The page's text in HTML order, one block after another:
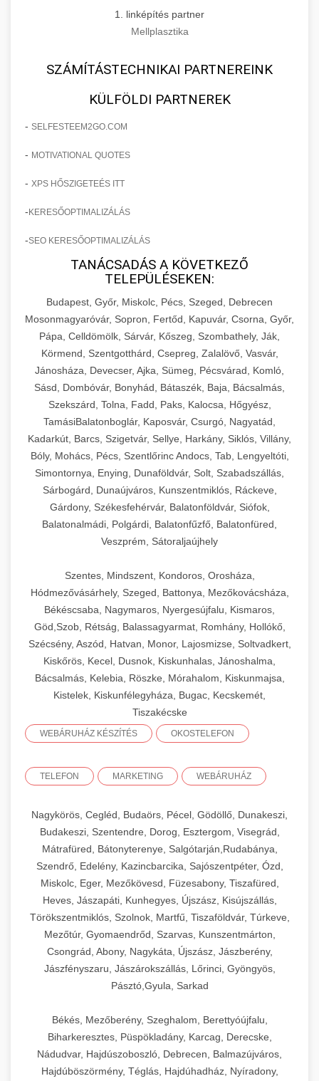
1. linképítés partner
Mellplasztika
SZÁMÍTÁSTECHNIKAI PARTNEREINK
KÜLFÖLDI PARTNEREK
- SELFESTEEM2GO.COM
- MOTIVATIONAL QUOTES
- XPS HŐSZIGETEÉS ITT
- KERESŐOPTIMALIZÁLÁS
-SEO KERESŐOPTIMALIZÁLÁS
TANÁCSADÁS A KÖVETKEZŐ
TELEPÜLÉSEKEN:
Budapest, Győr, Miskolc, Pécs, Szeged, Debrecen
Mosonmagyaróvár, Sopron, Fertőd, Kapuvár, Csorna, Győr,
Pápa, Celldömölk, Sárvár, Kőszeg, Szombathely, Ják,
Körmend, Szentgotthárd, Csepreg, Zalalövő, Vasvár,
Jánosháza, Devecser, Ajka, Sümeg, Pécsvárad, Komló,
Sásd, Dombóvár, Bonyhád, Bátaszék, Baja, Bácsalmás,
Szekszárd, Tolna, Fadd, Paks, Kalocsa, Hőgyész,
TamásiBalatonboglár, Kaposvár, Csurgó, Nagyatád,
Kadarkút, Barcs, Szigetvár, Sellye, Harkány, Siklós, Villány,
Bóly, Mohács, Pécs, Szentlőrinc Andocs, Tab, Lengyeltóti,
Simontornya, Enying, Dunaföldvár, Solt, Szabadszállás,
Sárbogárd, Dunaújváros, Kunszentmiklós, Ráckeve,
Gárdony, Székesfehérvár, Balatonföldvár, Siófok,
Balatonalmádi, Polgárdi, Balatonfűzfő, Balatonfüred,
Veszprém, Sátoraljaújhely
Szentes, Mindszent, Kondoros, Orosháza,
Hódmezővásárhely, Szeged, Battonya, Mezőkovácsháza,
Békéscsaba, Nagymaros, Nyergesújfalu, Kismaros,
Göd,Szob, Rétság, Balassagyarmat, Romhány, Hollókő,
Szécsény, Aszód, Hatvan, Monor, Lajosmizse, Soltvadkert,
Kiskőrös, Kecel, Dusnok, Kiskunhalas, Jánoshalma,
Bácsalmás, Kelebia, Röszke, Mórahalom, Kiskunmajsa,
Kistelek, Kiskunfélegyháza, Bugac, Kecskemét,
Tiszakécske
WEBÁRUHÁZ KÉSZÍTÉS OKOSTELEFON
TELEFON MARKETING WEBÁRUHÁZ
Nagykörös, Cegléd, Budaörs, Pécel, Gödöllő, Dunakeszi,
Budakeszi, Szentendre, Dorog, Esztergom, Visegrád,
Mátrafüred, Bátonyterenye, Salgótarján,Rudabánya,
Szendrő, Edelény, Kazincbarcika, Sajószentpéter, Ózd,
Miskolc, Eger, Mezőkövesd, Füzesabony, Tiszafüred,
Heves, Jászapáti, Kunhegyes, Újszász, Kisújszállás,
Törökszentmiklós, Szolnok, Martfű, Tiszaföldvár, Túrkeve,
Mezőtúr, Gyomaendrőd, Szarvas, Kunszentmárton,
Csongrád, Abony, Nagykáta, Újszász, Jászberény,
Jászfényszaru, Jászárokszállás, Lőrinci, Gyöngyös,
Pásztó,Gyula, Sarkad
Békés, Mezőberény, Szeghalom, Berettyóújfalu,
Biharkeresztes, Püspökladány, Karcag, Derecske,
Nádudvar, Hajdúszoboszló, Debrecen, Balmazújváros,
Hajdúböszörmény, Téglás, Hajdúhadház, Nyíradony,